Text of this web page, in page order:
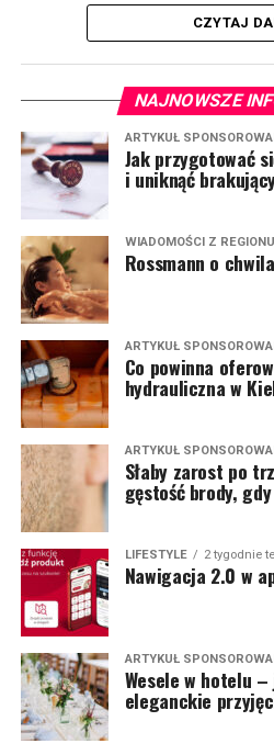
CZYTAJ
NAJNOWSZE
ARTYKUŁ
Jak przygotować
i uniknąć
WIADOMOŚCI Z REGIONU
Rossmann o
ARTYKUŁ
Co powinna
hydrauliczna w
ARTYKUŁ
Słaby zarost po
gęstość brody,
LIFESTYLE 2 tygodnie
Nawigacja 2.0 w
ARTYKUŁ
Wesele w hotelu
eleganckie